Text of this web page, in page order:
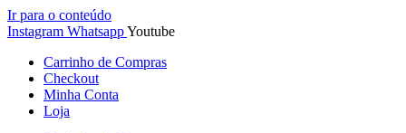
Ir para o conteúdo
Instagram WhatsappYoutube
Carrinho de Compras
Checkout
Minha Conta
Loja